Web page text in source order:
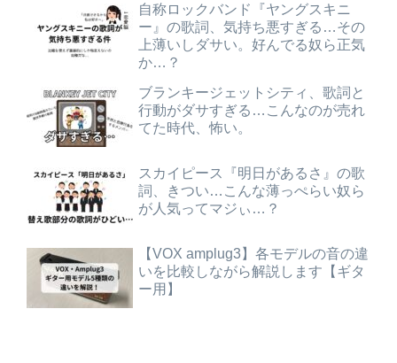
自称ロックバンド『ヤングスキニ
ー』の歌詞、気持ち悪すぎる…その
上薄いしダサい。好んでる奴ら正気
か…？
ブランキージェットシティ、歌詞と
行動がダサすぎる…こんなのが売れ
てた時代、怖い。
スカイピース『明日があるさ』の歌
詞、きつい…こんな薄っぺらい奴ら
が人気ってマジぃ…？
【VOX amplug3】各モデルの音の違
いを比較しながら解説します【ギタ
ー用】